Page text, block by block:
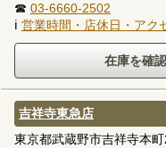
☎ 03-6660-2502
ℹ 営業時間・店休日・アク
吉祥寺東急店
東京都武蔵野市吉祥寺本